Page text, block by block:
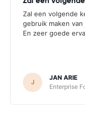
Zal een volgende
gebruik maken
En zeer goede
J
JAN ARIE
Enterprise